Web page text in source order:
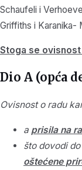
Schaufeli i
Griffiths i Karanika-
Stoga se
Dio A (opća
Ovisnost o radu
a prisila na
što dovodi do
oštećene